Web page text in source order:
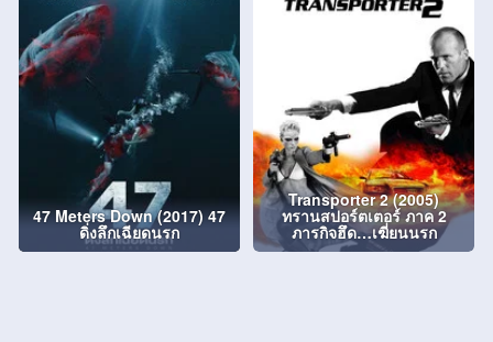
47 Meters Down (2017) 47
ดิ่งลึกเฉียดนรก
Transporter 2 (2005)
ทรานสปอร์ตเตอร์ ภาค 2
ภารกิจฮึด…เฆี่ยนนรก